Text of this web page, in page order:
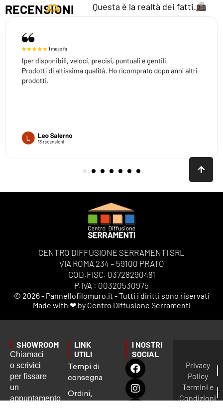
RECENSIONI Questa è la realtà dei fatti.
CENTRO DIFFUSIONE SERRAMENTI SRL
VIA ROMA 234 – 59100 PRATO
COD.FISC. 03728290481
P.IVA : 00320530975
© 2026 - Pannellofilomuro.it - Tutti i diritti sono riservati
Made with ❤ by Centro Diffusione Serramenti
SHOWROOM
Chiamaci
o scrivici
per fissare
un
appuntamento
LINK
UTILI
Tempi di
consegna
Ordini,
I NOSTRI
SOCIAL
Privacy
Policy
Termini e
Condizioni